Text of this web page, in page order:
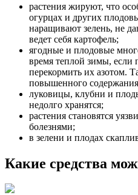
растения жируют, что
огурцах и других
наращивают зелень, не
ведет себя картофель;
ягодные и плодовые
время теплой зимы, если
перекормить их азотом.
повышенного
луковицы, клубни и
недолго хранятся;
растения становятся
болезнями;
в зелени и плодах
Какие средства